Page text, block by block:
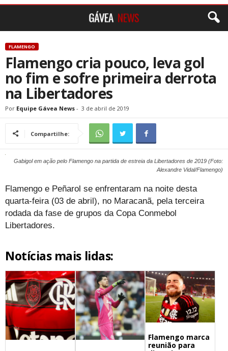
FLAMENGO
Flamengo cria pouco, leva gol
no fim e sofre primeira derrota
na Libertadores
Por Equipe Gávea News - 3 de abril de 2019
Compartilhe:
Gabigol em ação pelo Flamengo na partida de estreia da Libertadores de 2019 (Foto:
Alexandre Vidal/Flamengo)
Flamengo e Peñarol se enfrentaram na noite desta
quarta-feira (03 de abril), no Maracanã, pela terceira
rodada da fase de grupos da Copa Conmebol
Libertadores.
Notícias mais lidas:
Flamengo marca
reunião para